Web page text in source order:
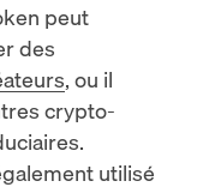
peut
des
, ou il
crypto-
utilisé